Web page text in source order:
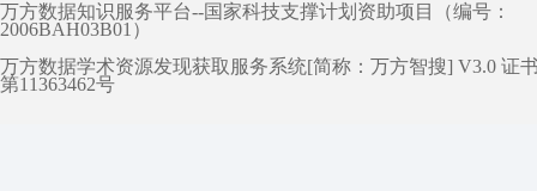
万方数据知识服务平台--国家科技支撑计划资助项目（编号：
2006BAH03B01）
万方数据学术资源发现获取服务系统[简称：万方智搜] V3.0 证
第11363462号